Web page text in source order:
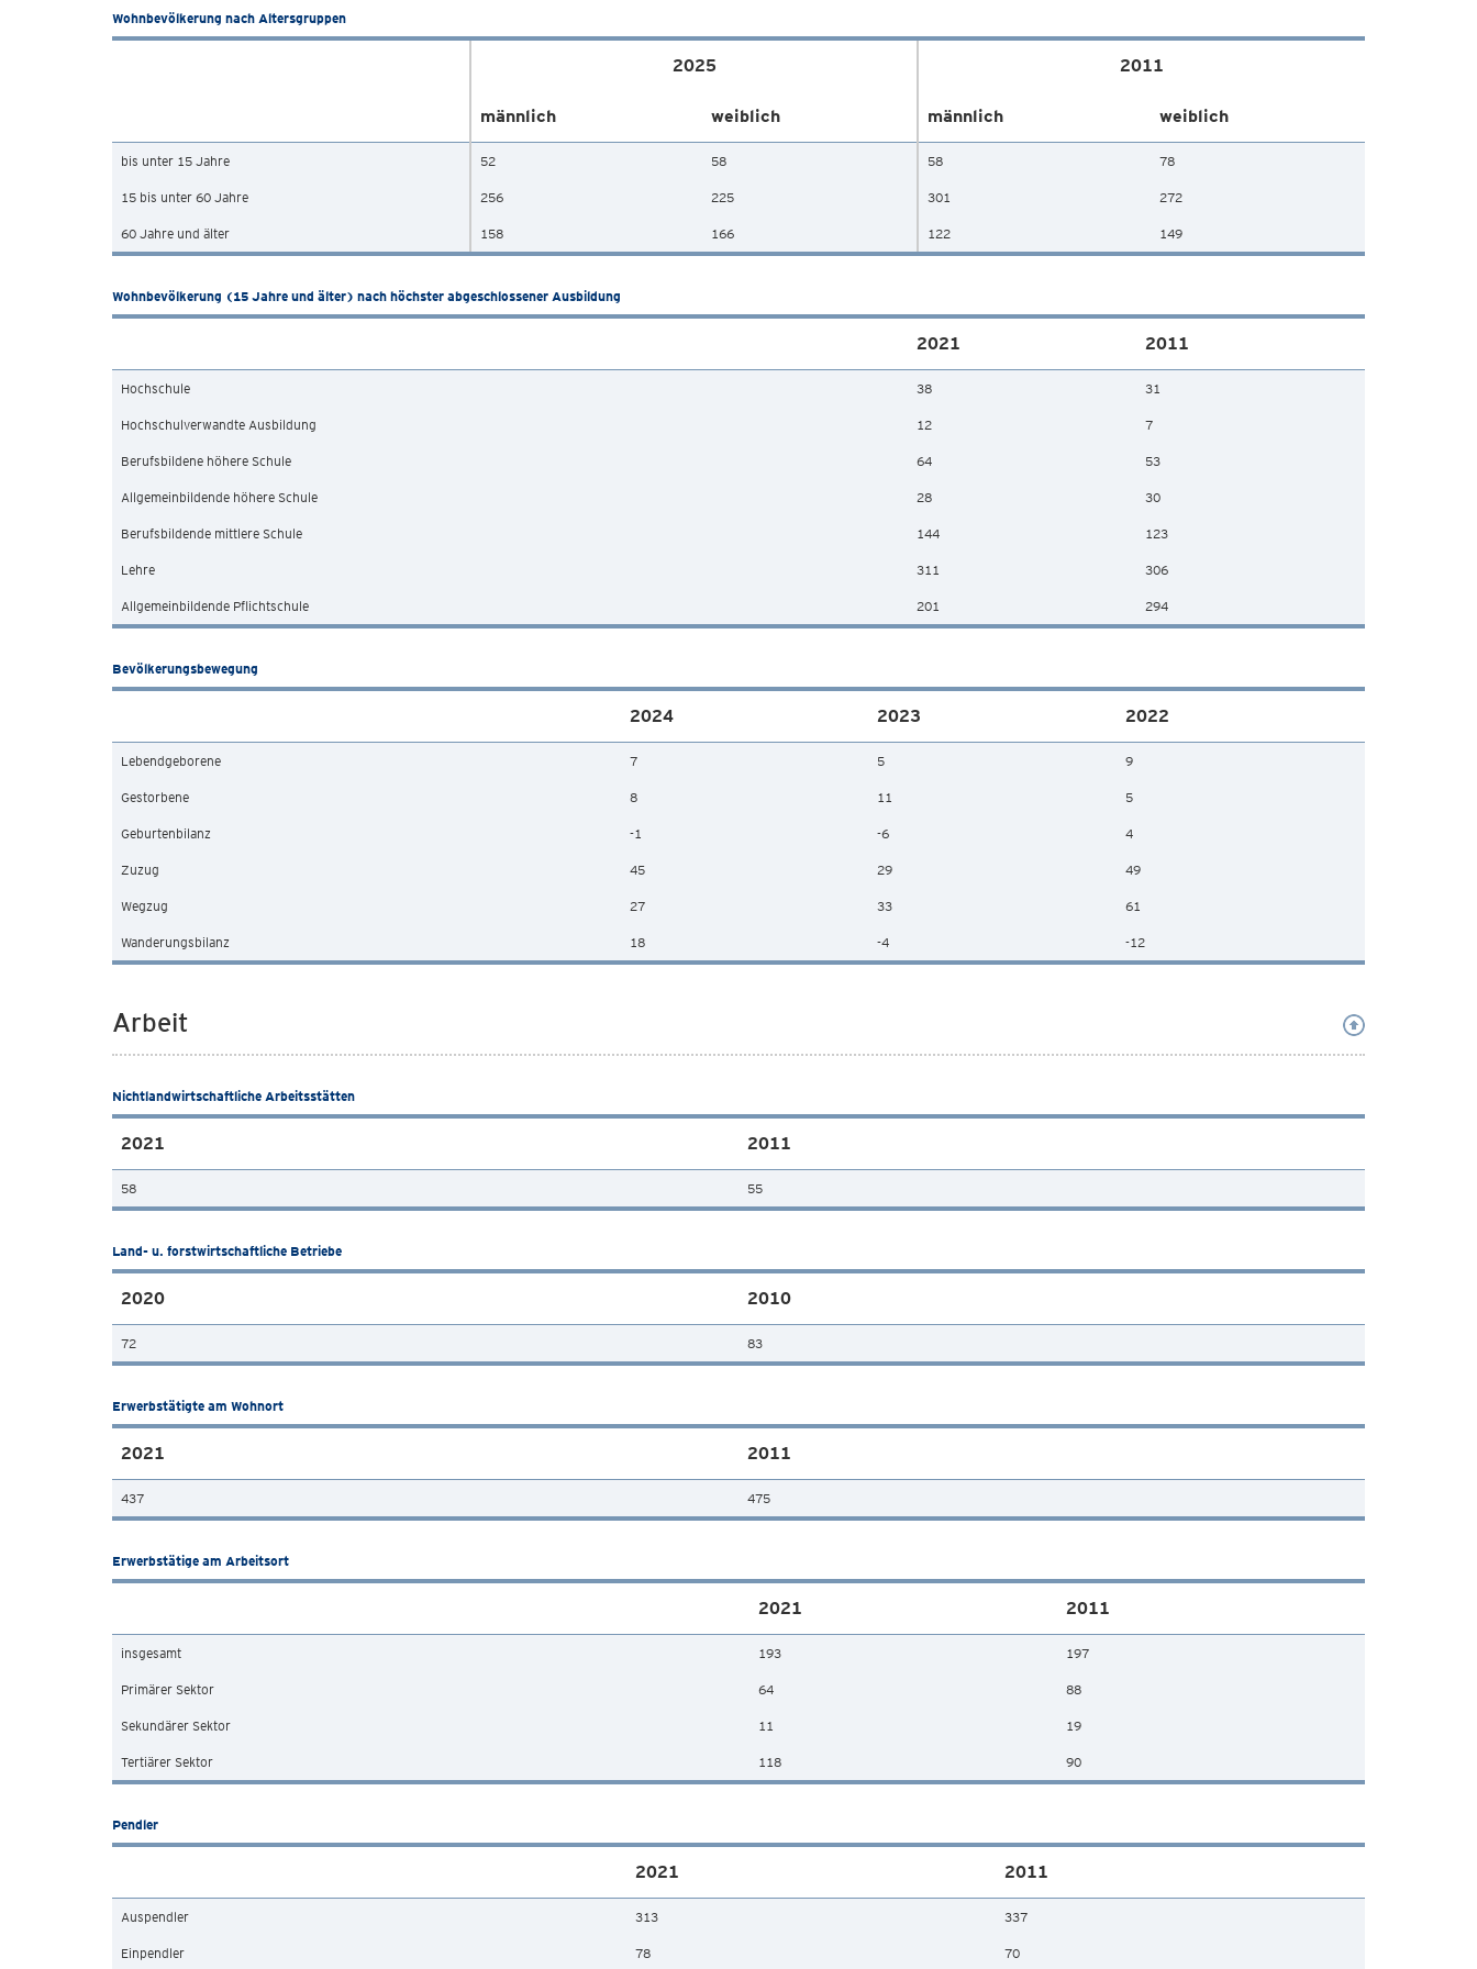
Wohnbevölkerung nach Altersgruppen
2025 2011
männlich weiblich männlich weiblich
bis unter 15 Jahre 52 58 58 78
15 bis unter 60 Jahre 256 225 301 272
60 Jahre und älter 158 166 122 149
Wohnbevölkerung (15 Jahre und älter) nach höchster abgeschlossener Ausbildung
2021 2011
Hochschule 38 31
Hochschulverwandte Ausbildung 12 7
Berufsbildene höhere Schule 64 53
Allgemeinbildende höhere Schule 28 30
Berufsbildende mittlere Schule 144 123
Lehre 311 306
Allgemeinbildende Pflichtschule 201 294
Bevölkerungsbewegung
2024 2023 2022
Lebendgeborene 7 5 9
Gestorbene 8 11 5
Geburtenbilanz -1 -6 4
Zuzug 45 29 49
Wegzug 27 33 61
Wanderungsbilanz 18 -4 -12
Arbeit
Nichtlandwirtschaftliche Arbeitsstätten
2021 2011
58 55
Land- u. forstwirtschaftliche Betriebe
2020 2010
72 83
Erwerbstätigte am Wohnort
2021 2011
437 475
Erwerbstätige am Arbeitsort
2021 2011
insgesamt 193 197
Primärer Sektor 64 88
Sekundärer Sektor 11 19
Tertiärer Sektor 118 90
Pendler
2021 2011
Auspendler 313 337
Einpendler 78 70